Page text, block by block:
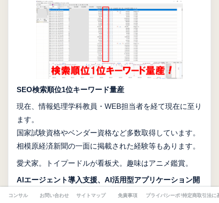
SEO検索順位1位キーワード量産
現在、情報処理学科教員・WEB担当者を経て現在に至り
ます。
国家試験資格やベンダー資格など多数取得しています。
相模原経済新聞の一面に掲載された経験等もあります。
愛犬家。トイプードルが看板犬。趣味はアニメ鑑賞。
AIエージェント導入支援、AI活用型アプリケーション開
発、自動化ツール開発を中心に、事業運営の効率化・収
コンサル お問い合わせ サイトマップ 免責事項 プライバシーポリシー特定商取引法に